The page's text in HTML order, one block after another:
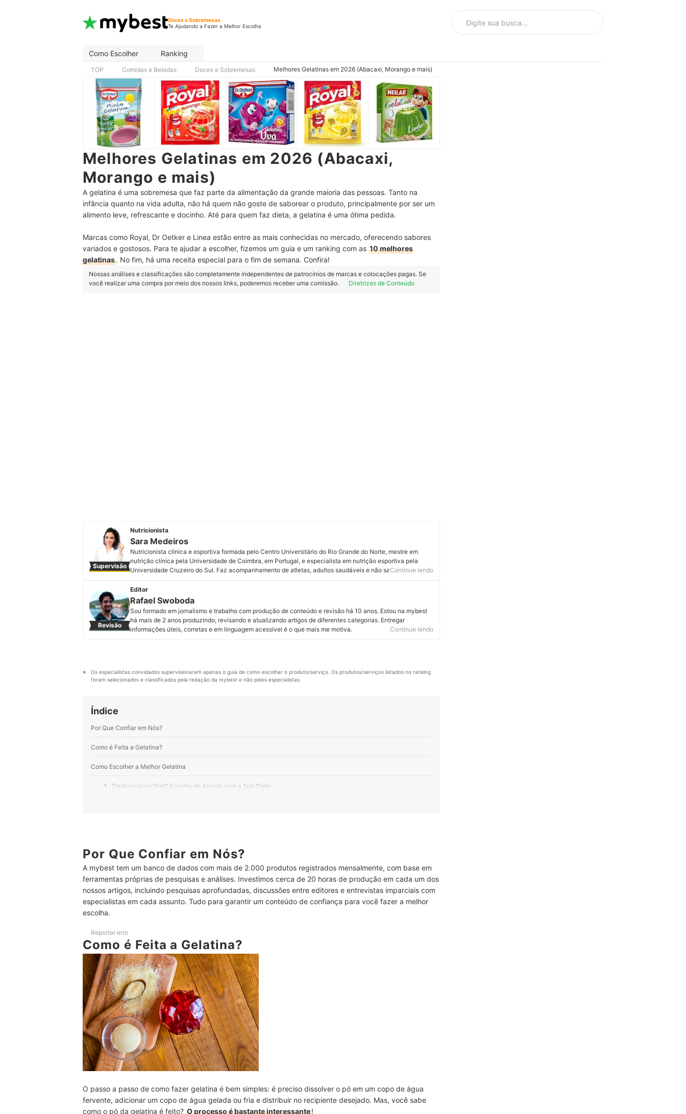
Doces e Sobremesas
Te Ajudando a Fazer a Melhor Escolha
Como Escolher Ranking
TOP Comidas e Bebidas Doces e Sobremesas Melhores Gelatinas em 2026 (Abacaxi, Morango e mais)
Melhores Gelatinas em 2026 (Abacaxi,
Morango e mais)
A gelatina é uma sobremesa que faz parte da alimentação da grande maioria das pessoas. Tanto na
infância quanto na vida adulta, não há quem não goste de saborear o produto, principalmente por ser um
alimento leve, refrescante e docinho. Até para quem faz dieta, a gelatina é uma ótima pedida.
Marcas como Royal, Dr Oetker e Linea estão entre as mais conhecidas no mercado, oferecendo sabores
variados e gostosos. Para te ajudar a escolher, fizemos um guia e um ranking com as 10 melhores
gelatinas. No fim, há uma receita especial para o fim de semana. Confira!
Nossas análises e classificações são completamente independentes de patrocínios de marcas e colocações pagas. Se
você realizar uma compra por meio dos nossos links, poderemos receber uma comissão.
Diretrizes de Conteúdo
Supervisão
Nutricionista
Sara Medeiros
Nutricionista clínica e esportiva formada pelo Centro Universitário do Rio Grande do Norte, mestre em
nutrição clínica pela Universidade de Coimbra, em Portugal, e especialista em nutrição esportiva pela
Universidade Cruzeiro do Sul. Faz acompanhamento de atletas, adultos saudáveis e não saudáveis,
emagrecimento. Atende presencialmente em Natal e também online. É membro da Comunidade Brasileira
de Diabetes desde 2021. Conheça mais sobre a nutricionista no Instagram, Facebook e Doctoralia.
Perfil de Sara Medeiros
Continue lendo
Revisão
Editor
Rafael Swoboda
Sou formado em jornalismo e trabalho com produção de conteúdo e revisão há 10 anos. Estou na mybest
há mais de 2 anos produzindo, revisando e atualizando artigos de diferentes categorias. Entregar
informações úteis, corretas e em linguagem acessível é o que mais me motiva.
Continue lendo
Os especialistas convidados supervisionaram apenas o guia de como escolher o produto/serviço. Os produtos/serviços listados no ranking
foram selecionados e classificados pela redação da mybest e não pelos especialistas.
Índice
Por Que Confiar em Nós?
Como é Feita a Gelatina?
Como Escolher a Melhor Gelatina
1 Tradicional ou Diet? Escolha de Acordo com a Sua Dieta
4 Prefira Gelatinas Enriquecidas com Vitaminas e Minerais para Maiores Benefícios
5 Se Você é Alérgico, Fique de Olho nos Componentes
6 Confira o Peso da Embalagem para Preparar Receitas Maiores
Top 5 Melhores Gelatinas Tradicionais
Perguntas Frequentes sobre Gelatina
Gelatina é Boa para Diarreia?
Gelatina é Boa para Pele?
Gelatina é Boa para Dieta de Emagrecimento?
Confira as Seleções de Ingredientes para a Receita de Gelatina Colorida
Conclusão
Por Que Confiar em Nós?
A mybest tem um banco de dados com mais de 2.000 produtos registrados mensalmente, com base em
ferramentas próprias de pesquisas e análises. Investimos cerca de 20 horas de produção em cada um dos
nossos artigos, incluindo pesquisas aprofundadas, discussões entre editores e entrevistas imparciais com
especialistas em cada assunto. Tudo para garantir um conteúdo de confiança para você fazer a melhor
escolha.
Reportar erro
Como é Feita a Gelatina?
O passo a passo de como fazer gelatina é bem simples: é preciso dissolver o pó em um copo de água
fervente, adicionar um copo de água gelada ou fria e distribuir no recipiente desejado. Mas, você sabe
como o pó da gelatina é feito? O processo é bastante interessante!